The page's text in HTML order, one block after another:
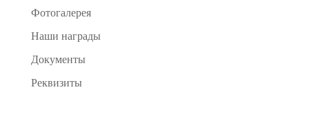
Фотогалерея
Наши награды
Документы
Реквизиты